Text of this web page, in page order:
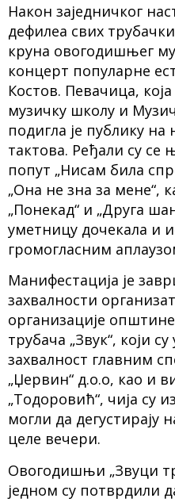
Након заједничког
дефилеа свих
круна овогодишњег
концерт популарне
Костов. Певачица,
музичку школу и
подигла је публику
тактова. Ређали су се
попут „Нисам била
„Она не зна за мене“,
„Понекад“ и „Друга
уметницу дочекала и
громогласним
Манифестација је
захвалности
организације
трубача „Звук“, који
захвалност главним
„Џервин“ д.о.о, као и
„Тодоровић“, чија су
могли да
целе вечери.
Овогодишњи „Звуци
једном су потврдили